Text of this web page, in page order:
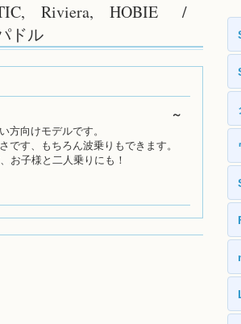
Riviera, HOBIE /
ドル
～
方向けモデルです。
です、もちろん波乗りもできます。
お子様と二人乗りにも！